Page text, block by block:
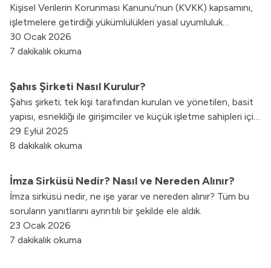
Kişisel Verilerin Korunması Kanunu'nun (KVKK) kapsamını,
işletmelere getirdiği yükümlülükleri yasal uyumluluk
süreçlerini nasıl yönetebileceğinizi blog yazımızda keşfedin.
30 Ocak 2026
7 dakikalık okuma
Şahıs Şirketi Nasıl Kurulur?
Şahıs şirketi; tek kişi tarafından kurulan ve yönetilen, basit
yapısı, esnekliği ile girişimciler ve küçük işletme sahipleri için
ideal bir seçenek sunar. Girişimciliğin bu denli
yaygınlaşmasında, dijital dünyanın sunduğu imkanlar büyük
29 Eylül 2025
8 dakikalık okuma
İmza Sirküsü Nedir? Nasıl ve Nereden Alınır?
İmza sirküsü nedir, ne işe yarar ve nereden alınır? Tüm bu
soruların yanıtlarını ayrıntılı bir şekilde ele aldık.
23 Ocak 2026
7 dakikalık okuma